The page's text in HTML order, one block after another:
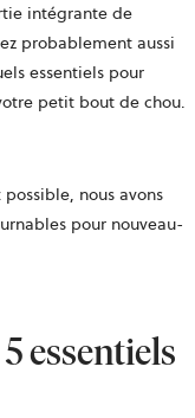
intégrante de
probablement aussi
essentiels pour
petit bout de chou.
nous avons
pour nouveau-
essentiels